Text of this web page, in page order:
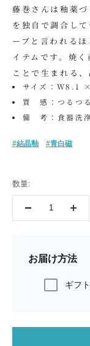
藤巻さんは釉薬
を独自で調合し
ーブと言われる
イテムです。焼
ことで生まれる
サイズ：
質 感：つるつる
備 考：食器洗
#結晶釉 #青白磁
数量:
お届け方法
ギフ